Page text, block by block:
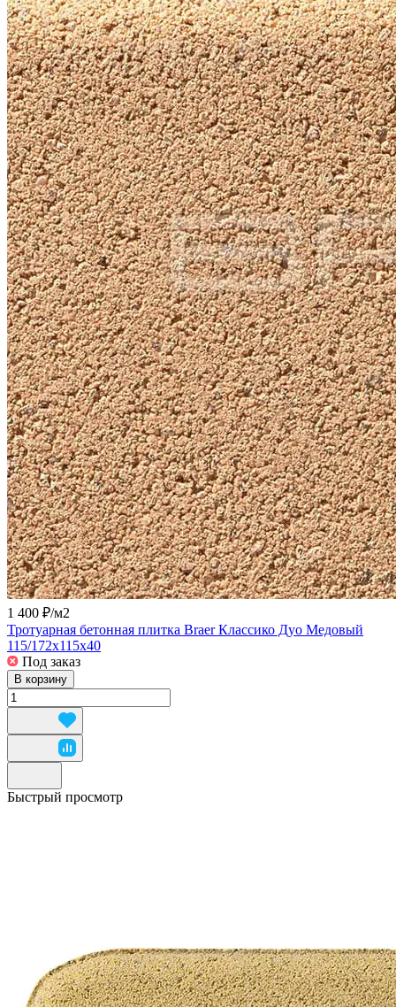
1 400 ₽/м2
Тротуарная бетонная плитка Braer Классико Дуо Медовый
115/172x115x40
Под заказ
В корзину
Быстрый просмотр